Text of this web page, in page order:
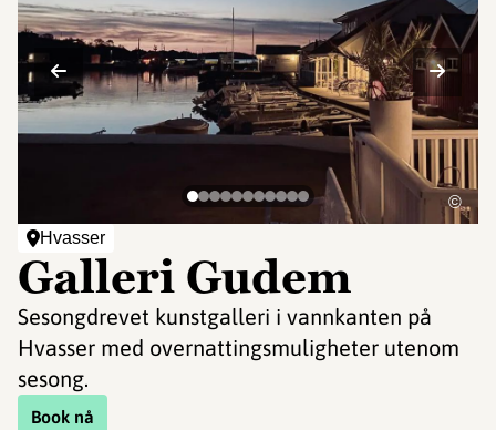
Hvasser
Galleri Gudem
Sesongdrevet kunstgalleri i vannkanten på
Hvasser med overnattingsmuligheter utenom
sesong.
Book nå
©